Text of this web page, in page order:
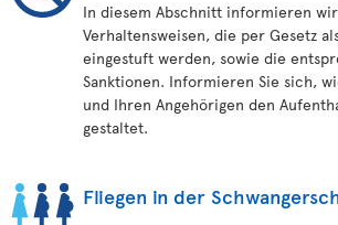
In diesem Abschnitt informieren
Verhaltensweisen, die per Gesetz
eingestuft werden, sowie die
Sanktionen. Informieren Sie sich,
und Ihren Angehörigen den
gestaltet.
Fliegen in der